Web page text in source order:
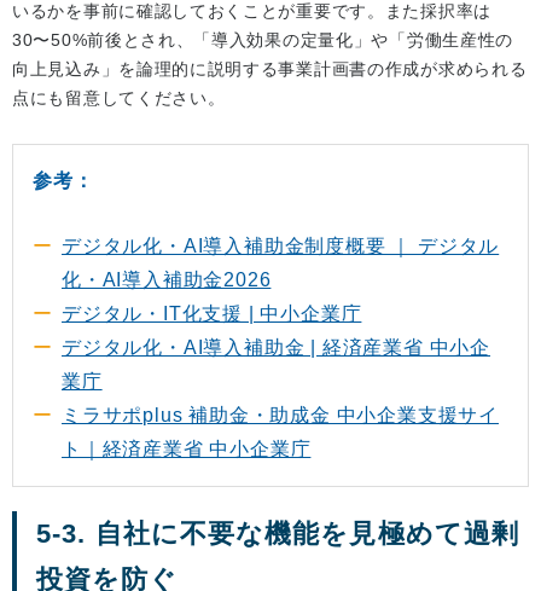
いるかを事前に確認しておくことが重要です。また採択率は
30〜50%前後とされ、「導入効果の定量化」や「労働生産性の
向上見込み」を論理的に説明する事業計画書の作成が求められる
点にも留意してください。
参考：
デジタル化・AI導入補助金制度概要 ｜ デジタル
化・AI導入補助金2026
デジタル・IT化支援 | 中小企業庁
デジタル化・AI導入補助金 | 経済産業省 中小企
業庁
ミラサポplus 補助金・助成金 中小企業支援サイ
ト｜経済産業省 中小企業庁
5-3. 自社に不要な機能を見極めて過剰
投資を防ぐ